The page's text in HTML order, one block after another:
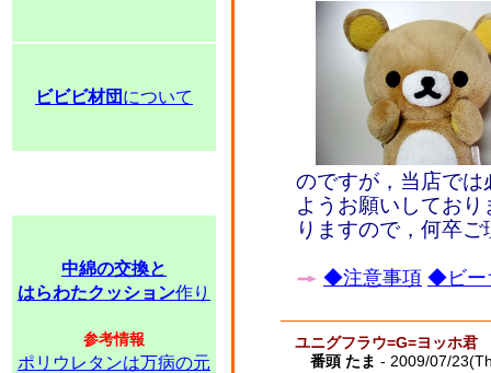
ビビビ材団 について
中綿の交換と
はらわたクッション作り
参考情報
ポリウレタンは万病の元
のですが，当店で
ようお願いしてお
りますので，何卒
◆注意事項 ◆ビー
ユニグフラウ=G=ヨッホ君
番頭 たま - 2009/07/